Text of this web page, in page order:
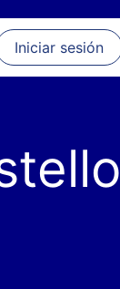
Iniciar sesión